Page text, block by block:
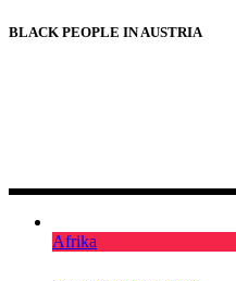
BLACK PEOPLE IN AUSTRIA
Afrika